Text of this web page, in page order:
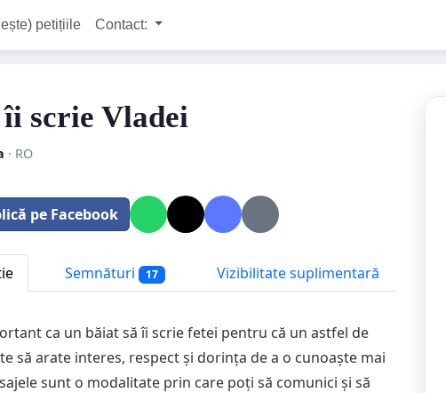
petițiile Contact:
scrie Vladei
· RO
pe Facebook
Semnături 17 Vizibilitate suplimentară
ca un băiat să îi scrie fetei pentru că un astfel de
să arate interes, respect și dorința de a o cunoaște mai
sunt o modalitate prin care poți să comunici și să